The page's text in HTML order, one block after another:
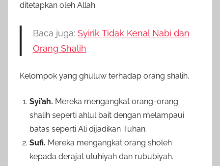
ditetapkan oleh Allah.
Baca juga: Syirik Tidak Kenal Nabi dan
Orang Shalih
Kelompok yang ghuluw terhadap orang shalih.
Syi’ah. Mereka mengangkat orang-orang
shalih seperti ahlul bait dengan melampaui
batas seperti Ali dijadikan Tuhan.
Sufi. Mereka mengangkat orang sholeh
kepada derajat uluhiyah dan rububiyah.